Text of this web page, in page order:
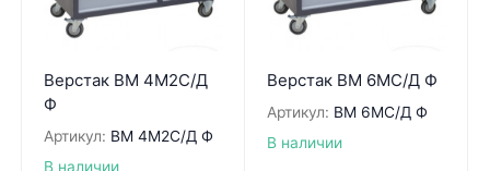
Верстак ВМ 4М2С/Д
Ф
Артикул: ВМ 4М2С/Д Ф
В наличии
Верстак ВМ 6МС/Д Ф
Артикул: ВМ 6МС/Д Ф
В наличии